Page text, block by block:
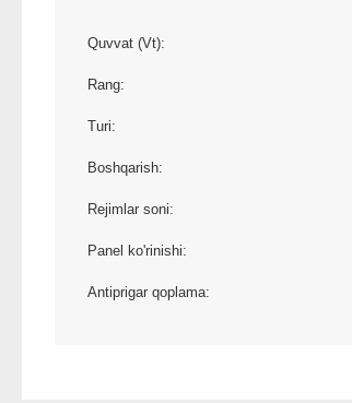
Quvvat (Vt):
Rang:
Turi:
Boshqarish:
Rejimlar soni:
Panel ko'rinishi:
Antiprigar qoplama: